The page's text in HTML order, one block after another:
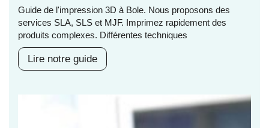
Guide de l'impression 3D à Bole. Nous proposons des
services SLA, SLS et MJF. Imprimez rapidement des
produits complexes. Différentes techniques
Lire notre guide